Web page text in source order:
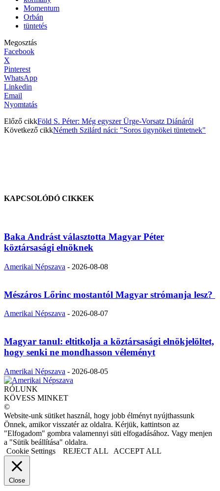
Momentum
Orbán
tüntetés
Megosztás
Facebook
X
Pinterest
WhatsApp
Linkedin
Email
Nyomtatás
Előző cikkFöld S. Péter: Még egyszer Ürge-Vorsatz Diánáról
Következő cikkNémeth Szilárd náci: "Soros ügynökei tüntetnek"
KAPCSOLÓDÓ CIKKEK
Baka Andrást választotta Magyar Péter
köztársasági elnöknek
Amerikai Népszava - 2026-08-08
Mészáros Lőrinc mostantól Magyar strómanja lesz?
Amerikai Népszava - 2026-08-07
Magyar tanul: eltitkolja a köztársasági elnökjelöltet,
hogy senki ne mondhasson véleményt
Amerikai Népszava - 2026-08-05
RÓLUNK
KÖVESS MINKET
©
Website-unk sütiket használ, hogy jobb élményt nyújthassunk
Önnek, amikor visszatér az oldalra. Kérjük, kattintson az
"Elfogadom" gombra valamennyi süti elfogadásához. Vagy menjen
a "Sütik beállítása" oldalra.
Cookie Settings
REJECT ALL ACCEPT ALL
Close